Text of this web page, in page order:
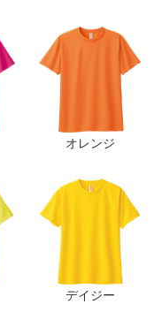
オレンジ
デイジー